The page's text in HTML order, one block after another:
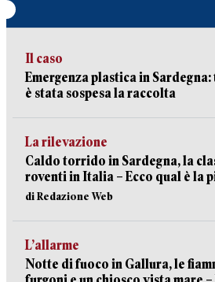
Il caso
Emergenza plastica in
è stata sospesa la raccolta
La rilevazione
Caldo torrido in Sardegna, la
roventi in Italia – Ecco qual è la
di Redazione Web
L’allarme
Notte di fuoco in Gallura, le